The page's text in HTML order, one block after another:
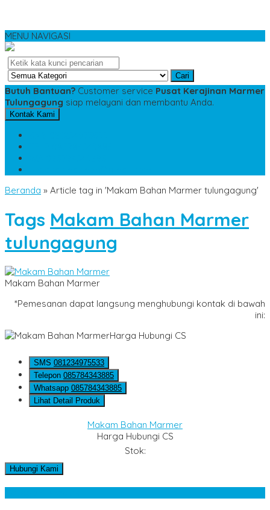
MENU NAVIGASI
Cari
Butuh Bantuan? Customer service Pusat Kerajinan Marmer
Tulungagung siap melayani dan membantu Anda.
Kontak Kami
Beranda » Article tag in 'Makam Bahan Marmer tulungagung'
Tags Makam Bahan Marmer
tulungagung
Makam Bahan Marmer
*Pemesanan dapat langsung menghubungi kontak di bawah
ini:
Harga Hubungi CS
SMS 081234975533
Telepon 085784343885
Whatsapp 085784343885
Lihat Detail Produk
Makam Bahan Marmer
Harga Hubungi CS
Stok:
Hubungi Kami